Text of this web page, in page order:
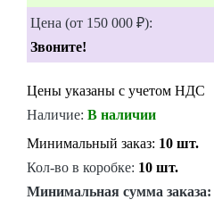
Цена (от 150 000 ₽):
Звоните!
Цены указаны с учетом НДС
Наличие: В наличии
Минимальный заказ: 10 шт.
Кол-во в коробке: 10 шт.
Минимальная сумма заказа: